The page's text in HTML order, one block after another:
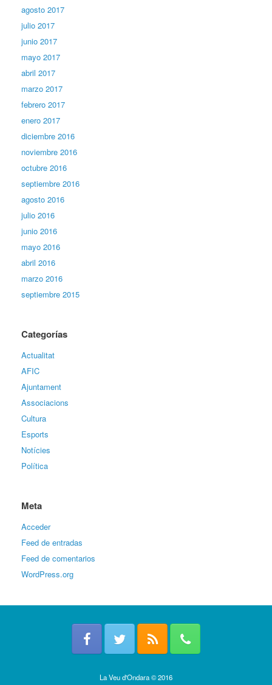
agosto 2017
julio 2017
junio 2017
mayo 2017
abril 2017
marzo 2017
febrero 2017
enero 2017
diciembre 2016
noviembre 2016
octubre 2016
septiembre 2016
agosto 2016
julio 2016
junio 2016
mayo 2016
abril 2016
marzo 2016
septiembre 2015
Categorías
Actualitat
AFIC
Ajuntament
Associacions
Cultura
Esports
Notícies
Política
Meta
Acceder
Feed de entradas
Feed de comentarios
WordPress.org
La Veu d'Ondara © 2016